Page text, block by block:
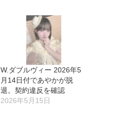
W.ダブルヴィー 2026年5
月14日付であやかが脱
退。契約違反を確認
2026年5月15日